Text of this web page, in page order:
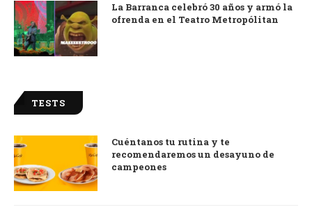
La Barranca celebró 30 años y armó la
ofrenda en el Teatro Metropólitan
TESTS
Cuéntanos tu rutina y te
recomendaremos un desayuno de
campeones